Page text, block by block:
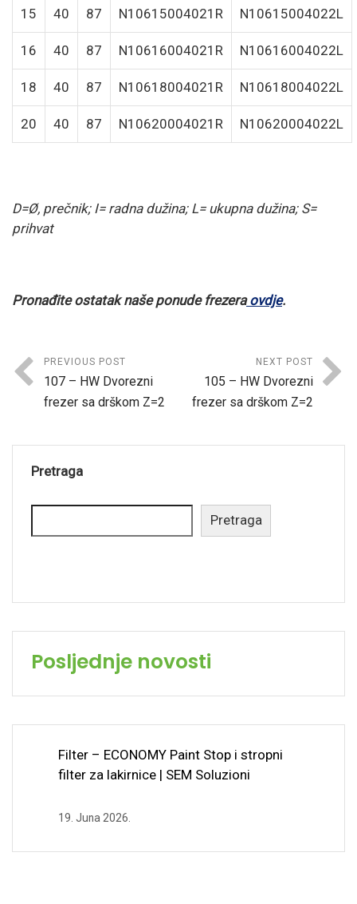
15 40 87 N10615004021R N10615004022L
16 40 87 N10616004021R N10616004022L
18 40 87 N10618004021R N10618004022L
20 40 87 N10620004021R N10620004022L
D=Ø, prečnik; I= radna dužina; L= ukupna dužina; S=
prihvat
Pronađite ostatak naše ponude frezeraovdje.
PREVIOUS POST
107 – HW Dvorezni
frezer sa drškom Z=2
NEXT POST
105 – HW Dvorezni
frezer sa drškom Z=2
Pretraga
Pretraga
Posljednje novosti
Filter – ECONOMY Paint Stop i stropni
filter za lakirnice | SEM Soluzioni
19. Juna 2026.